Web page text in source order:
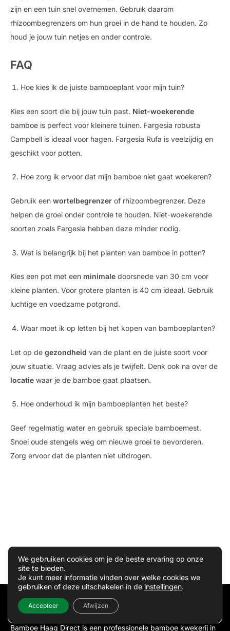
zijn en een tuin snel overnemen. Gebruik daarom
rhizoombegrenzers om hun groei in de hand te houden. Zo
houd je jouw tuin netjes en onder controle.
FAQ
Hoe kies ik de juiste bamboeplant voor mijn tuin?
Kies een soort die bij jouw tuin past. Niet-woekerende
bamboe is perfect voor kleinere tuinen. Fargesia robusta
Campbell is ideaal voor hagen. Fargesia Rufa is veelzijdig en
geschikt voor potten.
Hoe zorg ik ervoor dat mijn bamboe niet gaat woekeren?
Gebruik een wortelbegrenzer of rhizoombegrenzer. Deze
helpen de groei onder controle te houden. Niet-woekerende
soorten zoals Fargesia hebben deze minder nodig.
Wat is belangrijk bij het planten van bamboe in potten?
Kies een pot met een minimale doorsnede van 30 cm voor
kleine planten. Voor grotere planten is 40 cm ideaal. Gebruik
luchtige en voedzame potgrond.
Waar moet ik op letten bij het kopen van bamboeplanten?
Let op de gezondheid van de plant en de juiste soort voor
jouw situatie. Vraag advies als je twijfelt. Denk ook na over de
locatie waar je de bamboe gaat plaatsen.
Hoe onderhoud ik mijn bamboeplanten het beste?
Geef regelmatig water en gebruik speciale bamboemest.
Snoei oude stengels weg om nieuwe groei te bevorderen.
Zorg ervoor dat de planten niet uitdrogen.
Bamboehaagdirect.nl
Bamboe Haag Direct is een professionele bamboe kwekerij in
We gebruiken cookies om je de beste ervaring op onze
site te bieden.
Je kunt meer informatie vinden over welke cookies we
gebruiken of deze uitschakelen in de instellingen.
Accepteer Afwijzen